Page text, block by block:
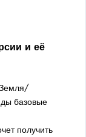
и её
базовые
получить